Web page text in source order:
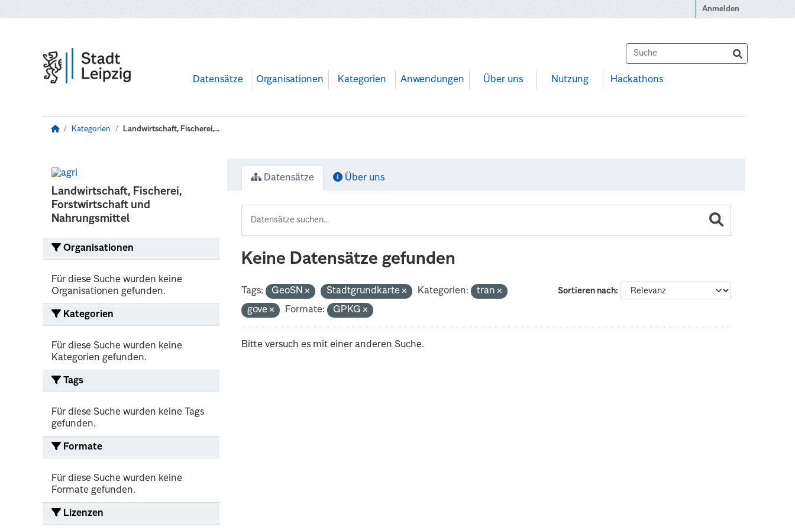
Anmelden
Datensätze Organisationen Kategorien Anwendungen Über uns Nutzung Hackathons
Kategorien Landwirtschaft, Fischerei,...
Landwirtschaft, Fischerei,
Forstwirtschaft und
Nahrungsmittel
Organisationen
Für diese Suche wurden keine
Organisationen gefunden.
Kategorien
Für diese Suche wurden keine
Kategorien gefunden.
Tags
Für diese Suche wurden keine Tags
gefunden.
Formate
Für diese Suche wurden keine
Formate gefunden.
Lizenzen
Datensätze Über uns
Keine Datensätze gefunden
Sortieren nach
Tags: GeoSN Stadtgrundkarte Kategorien:
tran
gove
Formate: GPKG
Bitte versuch es mit einer anderen Suche.